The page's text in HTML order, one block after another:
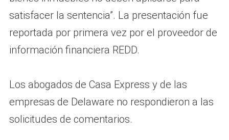
satisfacer la sentencia”. La presentación fue
reportada por primera vez por el proveedor de
información financiera REDD.
Los abogados de Casa Express y de las
empresas de Delaware no respondieron a las
solicitudes de comentarios.